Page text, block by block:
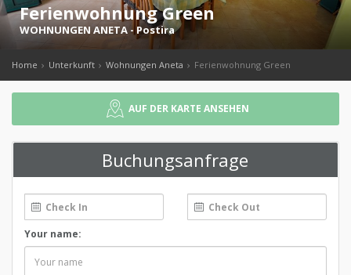
Ferienwohnung Green
WOHNUNGEN ANETA - Postira
Home Unterkunft Wohnungen Aneta Ferienwohnung Green
AUF DER KARTE ANSEHEN
Buchungsanfrage
Your name: